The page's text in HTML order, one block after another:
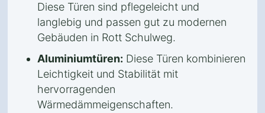
Diese Türen sind pflegeleicht und
langlebig und passen gut zu modernen
Gebäuden in Rott Schulweg.
Aluminiumtüren: Diese Türen kombinieren
Leichtigkeit und Stabilität mit
hervorragenden
Wärmedämmeigenschaften.